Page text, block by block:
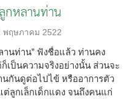
กหลานท่าน
พฤษภาคม 2522
นท่าน” ฟังชื่อแล้ว ท่านคง
ป็นความจริงอย่างนั้น ส่วนจะ
นกันดูต่อไปไข้ หรืออาการตัว
ลูกเล็กเด็กแดง จนถึงคนแก่